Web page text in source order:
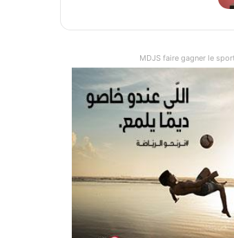
MDJS faire gagner le